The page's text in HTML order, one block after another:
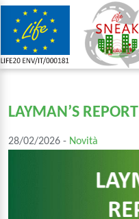
LAYMAN’S REPORT
28/02/2026 - Novità